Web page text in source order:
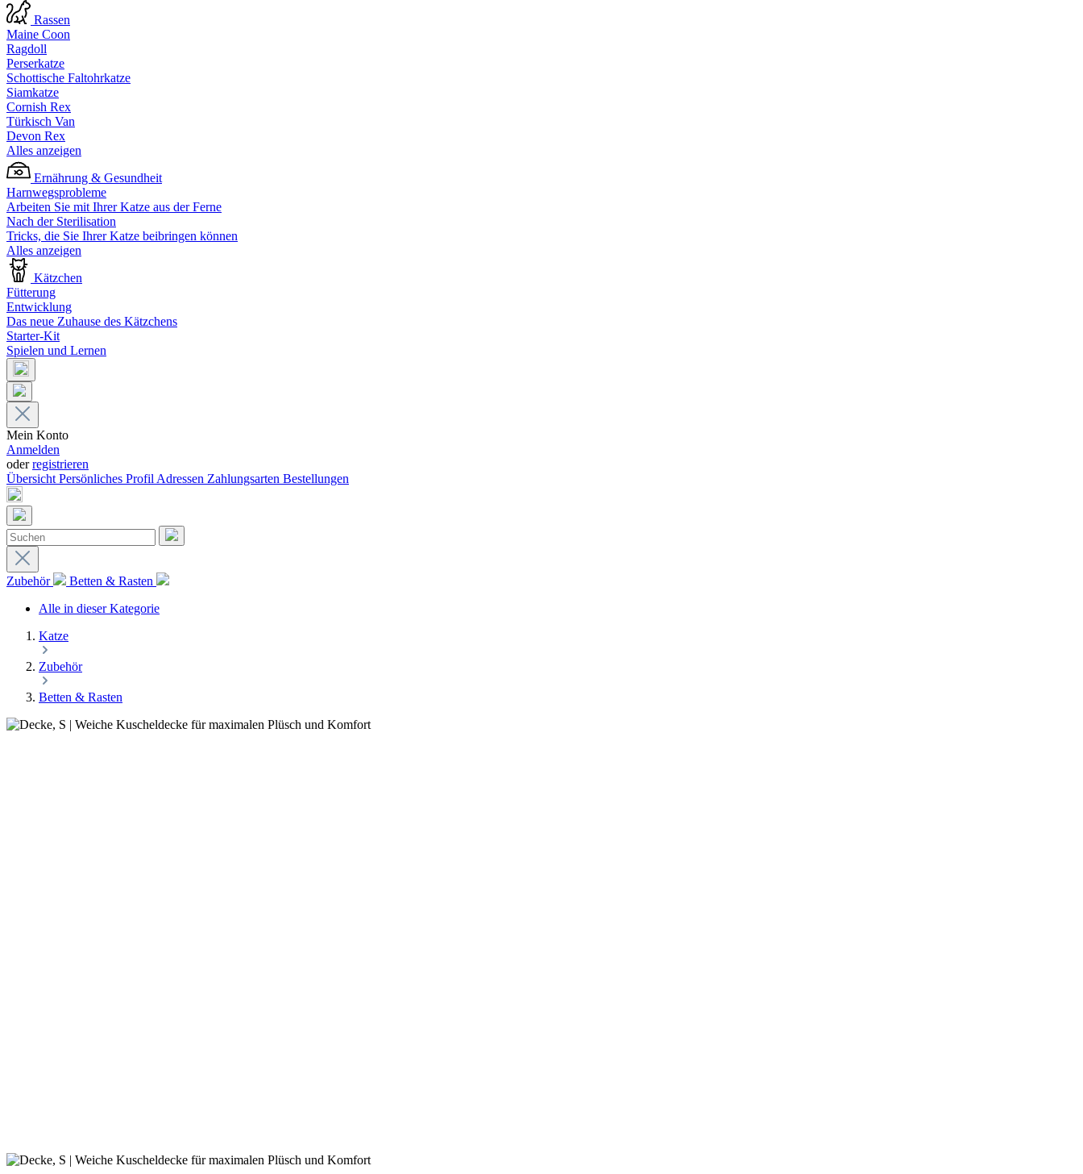
Rassen
Maine Coon
Ragdoll
Perserkatze
Schottische Faltohrkatze
Siamkatze
Cornish Rex
Türkisch Van
Devon Rex
Alles anzeigen
Ernährung & Gesundheit
Harnwegsprobleme
Arbeiten Sie mit Ihrer Katze aus der Ferne
Nach der Sterilisation
Tricks, die Sie Ihrer Katze beibringen können
Alles anzeigen
Kätzchen
Fütterung
Entwicklung
Das neue Zuhause des Kätzchens
Starter-Kit
Spielen und Lernen
Mein Konto
Anmelden
oderregistrieren
Übersicht Persönliches Profil Adressen Zahlungsarten Bestellungen
Zubehör
Betten & Rasten
Alle in dieser Kategorie
Katze
Zubehör
Betten & Rasten